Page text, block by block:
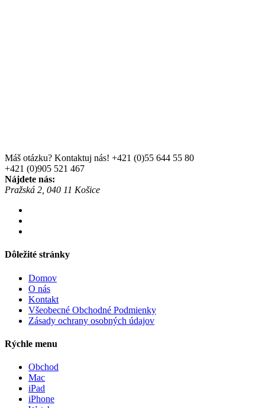
Máš otázku? Kontaktuj nás! +421 (0)55 644 55 80
+421 (0)905 521 467
Nájdete nás:
Pražská 2, 040 11 Košice
Dôležité stránky
Domov
O nás
Kontakt
Všeobecné Obchodné Podmienky
Zásady ochrany osobných údajov
Rýchle menu
Obchod
Mac
iPad
iPhone